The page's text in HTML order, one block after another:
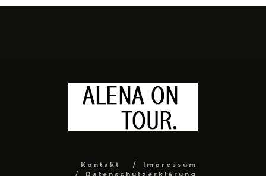
Kontakt
Impressum